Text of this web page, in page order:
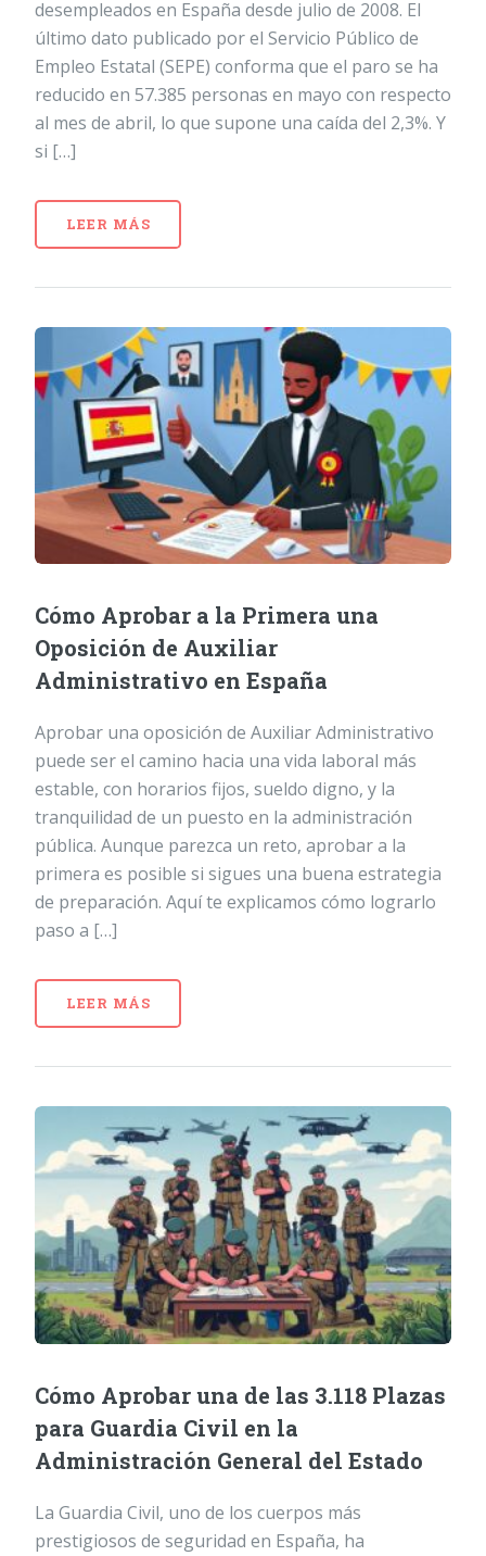
desempleados en España desde julio de 2008. El
último dato publicado por el Servicio Público de
Empleo Estatal (SEPE) conforma que el paro se ha
reducido en 57.385 personas en mayo con respecto
al mes de abril, lo que supone una caída del 2,3%. Y
si […]
LEER MÁS
Cómo Aprobar a la Primera una
Oposición de Auxiliar
Administrativo en España
Aprobar una oposición de Auxiliar Administrativo
puede ser el camino hacia una vida laboral más
estable, con horarios fijos, sueldo digno, y la
tranquilidad de un puesto en la administración
pública. Aunque parezca un reto, aprobar a la
primera es posible si sigues una buena estrategia
de preparación. Aquí te explicamos cómo lograrlo
paso a […]
LEER MÁS
Cómo Aprobar una de las 3.118 Plazas
para Guardia Civil en la
Administración General del Estado
La Guardia Civil, uno de los cuerpos más
prestigiosos de seguridad en España, ha